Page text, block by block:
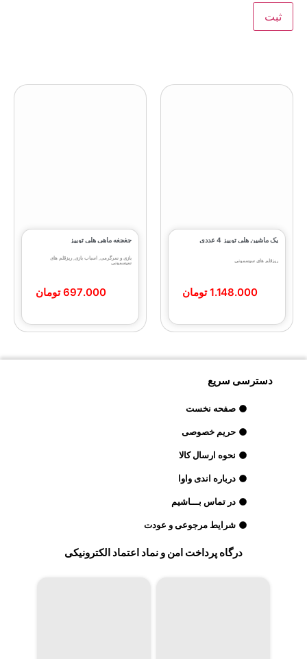
پک ماشین هلی توییز 4 عددی
ریزقلم های سیسمونی
1.148.000 تومان
جغجغه ماهی هلی‌ توییز
بازی و سرگرمی, اسباب بازی, ریزقلم های
سیسمونی
697.000 تومان
دسترسی سریع
صفحه نخست
حریم خصوصی
نحوه ارسال کالا
درباره اندی واوا
در تماس بـــاشیم
شرایط مرجوعی و عودت
درگاه پرداخت امن و نماد اعتماد الکترونیکی